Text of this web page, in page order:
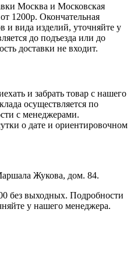
Москва и Московская
1200р. Окончательная
и вида изделий, уточняйте у
до подъезда или до
доставки не входит.
и забрать товар с нашего
осуществляется по
с менеджерами.
о дате и ориентировочном
Жукова, дом. 84.
без выходных. Подробности
у нашего менеджера.